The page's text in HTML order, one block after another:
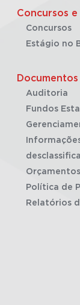
Concursos e
Concursos
Estágio no
Documentos
Auditoria
Fundos
Orçamentos
Política de
Relatórios